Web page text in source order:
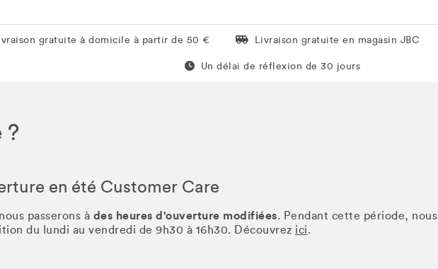
gratuite à domicile à partir de 50 € Livraison gratuite en magasin JBC
Livraison gratuite en magasin JBC
Un délai de réflexion de 60 jours
Un délai de réflexion de 30 jours
?
en été Customer Care
passerons à des heures d'ouverture modifiées. Pendant cette période, nous
du lundi au vendredi de 9h30 à 16h30. Découvrez ici.